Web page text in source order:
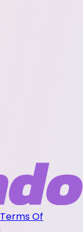
Terms Of